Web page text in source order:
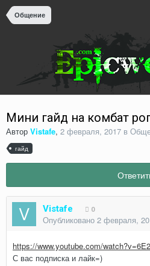
Общение
Мини гайд на комбат
Автор Vistafe, 2 февраля, 2017 в
гайд
Vistafe 0
Опубликовано 2 февраля,
https://www.youtube.com/
С вас подписка и лайк=)